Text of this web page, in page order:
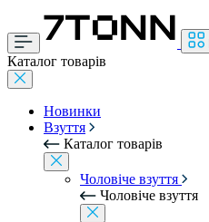
Каталог товарів
Новинки
Взуття
Каталог товарів
Чоловіче взуття
Чоловіче взуття